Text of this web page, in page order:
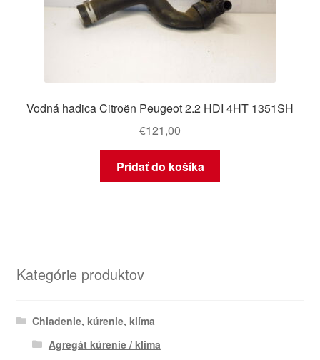
Vodná hadica Citroën Peugeot 2.2 HDI 4HT 1351SH
€121,00
Pridať do košíka
Kategórie produktov
Chladenie, kúrenie, klíma
Agregát kúrenie / klima